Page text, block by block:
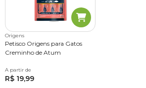
Origens
Petisco Origens para Gatos
Creminho de Atum
60g
A partir de
R$ 19,99